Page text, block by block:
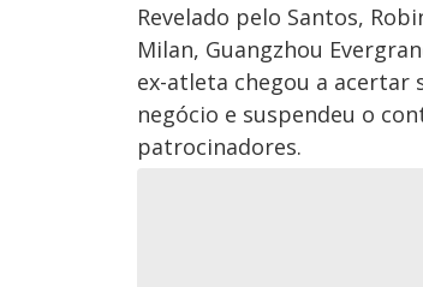
Revelado pelo Santos,
Milan, Guangzhou
ex-atleta chegou a acertar
negócio e suspendeu o
patrocinadores.